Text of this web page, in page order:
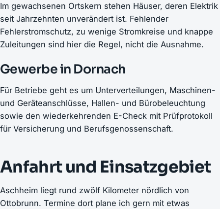
Im gewachsenen Ortskern stehen Häuser, deren Elektrik
seit Jahrzehnten unverändert ist. Fehlender
Fehlerstromschutz, zu wenige Stromkreise und knappe
Zuleitungen sind hier die Regel, nicht die Ausnahme.
Gewerbe in Dornach
Für Betriebe geht es um Unterverteilungen, Maschinen-
und Geräteanschlüsse, Hallen- und Bürobeleuchtung
sowie den wiederkehrenden E-Check mit Prüfprotokoll
für Versicherung und Berufsgenossenschaft.
Anfahrt und Einsatzgebiet
Aschheim liegt rund zwölf Kilometer nördlich von
Ottobrunn. Termine dort plane ich gern mit etwas